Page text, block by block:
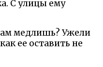
С улицы ему
медлишь? Ужели
ее оставить не